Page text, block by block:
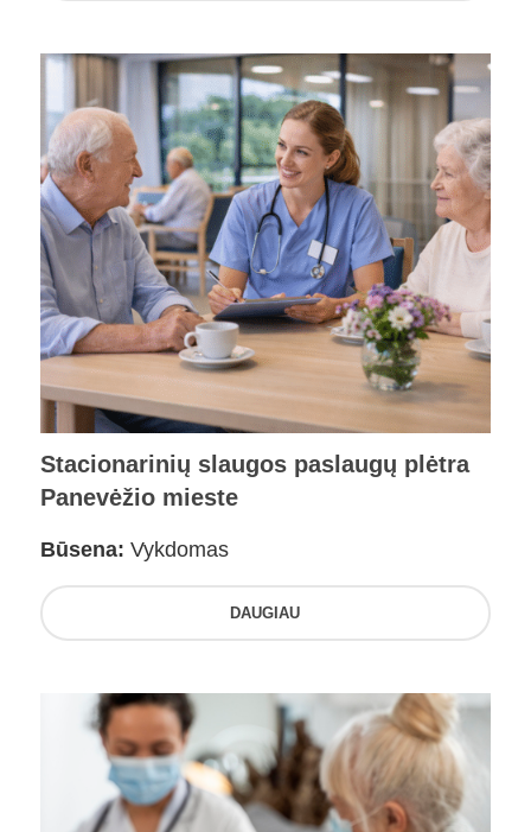
Stacionarinių slaugos paslaugų plėtra
Panevėžio mieste
Būsena: Vykdomas
DAUGIAU